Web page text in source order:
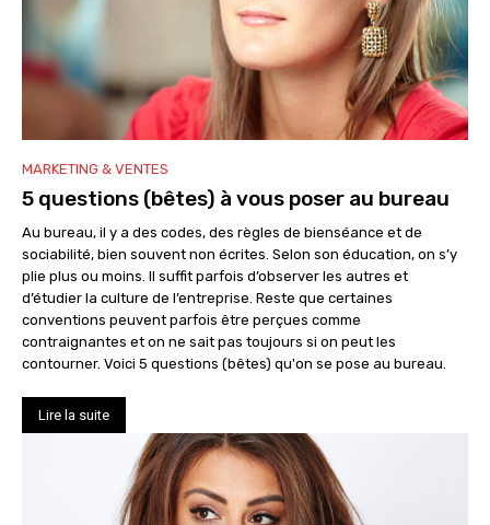
MARKETING & VENTES
5 questions (bêtes) à vous poser au bureau
Au bureau, il y a des codes, des règles de bienséance et de
sociabilité, bien souvent non écrites. Selon son éducation, on s’y
plie plus ou moins. Il suffit parfois d’observer les autres et
d’étudier la culture de l’entreprise. Reste que certaines
conventions peuvent parfois être perçues comme
contraignantes et on ne sait pas toujours si on peut les
contourner. Voici 5 questions (bêtes) qu'on se pose au bureau.
Lire la suite